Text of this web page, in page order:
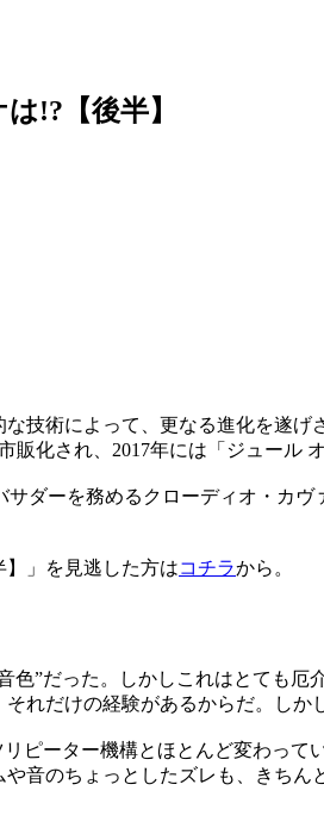
!?【後半】
技術によって、更なる進化を遂
化され、2017年には「ジュール
ダーを務めるクローディオ・カ
」を見逃した方はコチラから。
”だった。しかしこれはとても
れだけの経験があるからだ。しか
ピーター機構とほとんど変わっ
音のちょっとしたズレも、きち